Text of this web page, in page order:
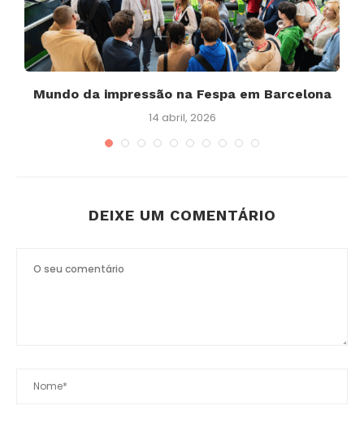
Mundo da impressão na Fespa em Barcelona
14 abril, 2026
DEIXE UM COMENTÁRIO